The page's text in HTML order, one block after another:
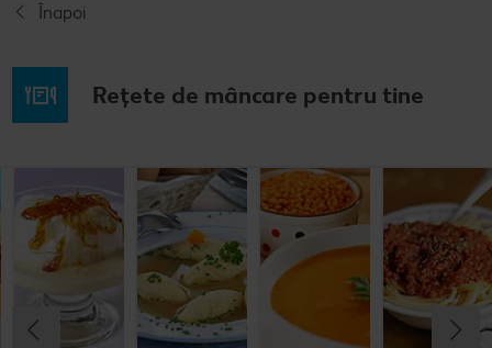
Înapoi
Rețete de mâncare pentru tine
Musaca de
cartofi cu
cașcaval
Cel mult 60 minute
Rafinat
Lapte de
pasăre
Cel mult 60 minute
Rafinat
Supă
tradițională
cu găluşte
Supă cremă de
linte
Cel mult 60 minute
Simplu